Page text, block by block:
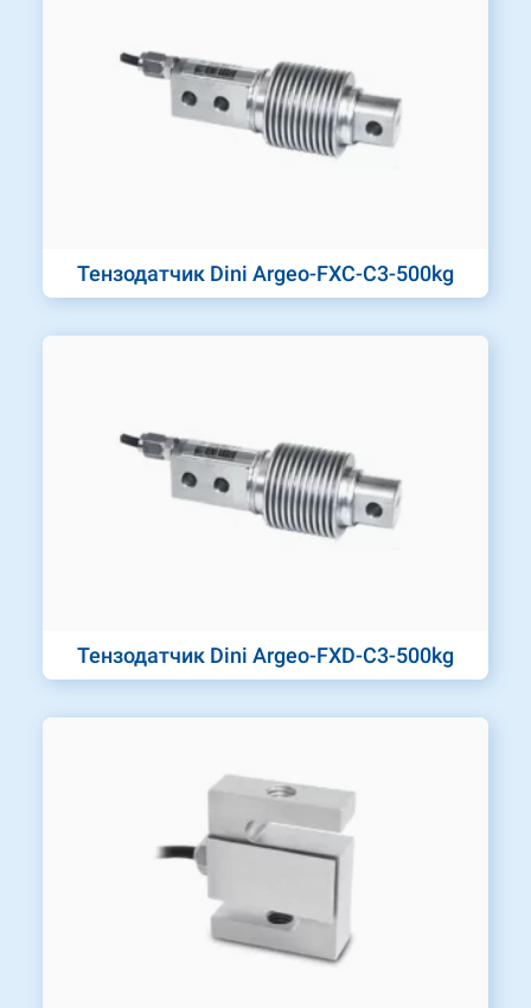
Тензодатчик Dini Argeo-FXC-C3-500kg
Тензодатчик Dini Argeo-FXD-C3-500kg